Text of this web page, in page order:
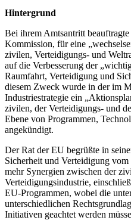
Hintergrund
Bei ihrem Amtsantritt
Kommission, für eine
zivilen, Verteidigungs- und
auf die Verbesserung der
Raumfahrt, Verteidigung und
diesem Zweck wurde in der im
Industriestrategie ein
zivilen, der Verteidigungs- und
Ebene von Programmen,
angekündigt.
Der Rat der EU begrüßte in
Sicherheit und Verteidigung
mehr Synergien zwischen der
Verteidigungsindustrie,
EU-Programmen, wobei die
unterschiedlichen
Initiativen geachtet werden